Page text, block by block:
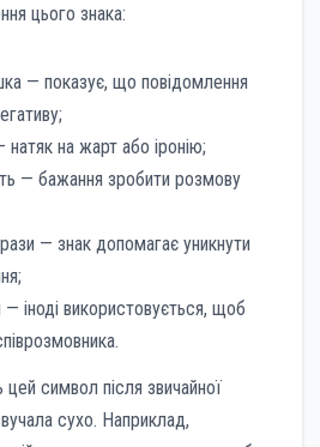
цього знака:
— показує, що повідомлення
на жарт або іронію;
— бажання зробити розмову
— знак допомагає уникнути
— іноді використовується, щоб
символ після звичайної
сухо. Наприклад,